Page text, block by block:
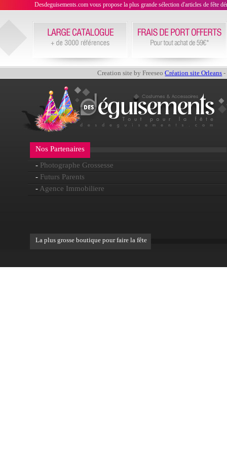
Desdeguisements.com vous propose la plus grande sélection d'articles de fête
Creation site by FreeseoCréation site Orleans -
Nos Partenaires
- Photographe Grossesse
- Futurs Parents
- Agence Immobiliere
La plus grosse boutique pour faire la fête